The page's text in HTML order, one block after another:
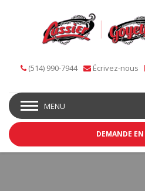
(514) 990-7944 Écrivez-nous
MENU
DEMANDE